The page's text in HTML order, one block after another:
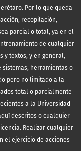
Por lo que queda
recopilación,
parcial o total, ya en el
de cualquier
y textos, y en general,
herramientas o
pero no limitado a la
total o parcialmente
a la Universidad
descritos o cualquier
Realizar cualquier
el ejercicio de acciones